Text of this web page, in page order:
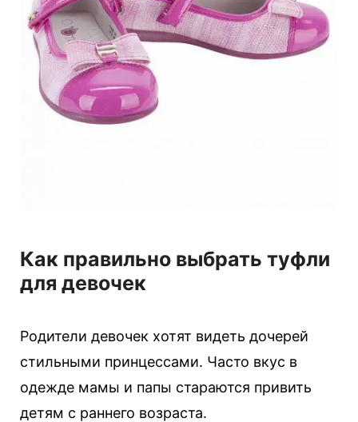
Как правильно выбрать туфли
для девочек
Родители девочек хотят видеть дочерей
стильными принцессами. Часто вкус в
одежде мамы и папы стараются привить
детям с раннего возраста.